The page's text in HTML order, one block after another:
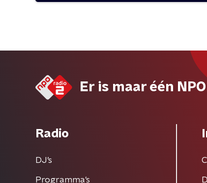
Er is maar één
Radio
DJ’s
Programma's